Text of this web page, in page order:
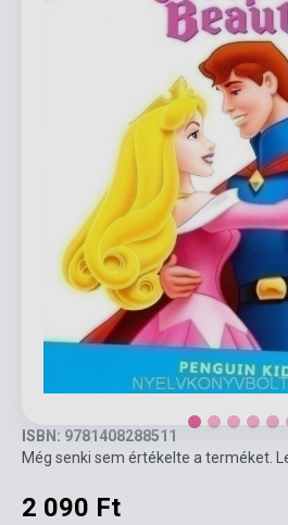
ISBN: 9781408288511
Még senki sem értékelte a terméket.
2 090 Ft